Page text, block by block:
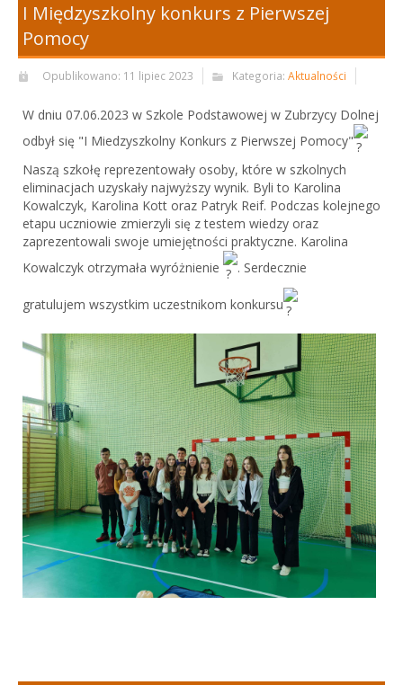
I Międzyszkolny konkurs z Pierwszej
Pomocy
Opublikowano: 11 lipiec 2023 Kategoria: Aktualności
W dniu 07.06.2023 w Szkole Podstawowej w Zubrzycy Dolnej
odbył się "I Miedzyszkolny Konkurs z Pierwszej Pomocy"
Naszą szkołę reprezentowały osoby, które w szkolnych
eliminacjach uzyskały najwyższy wynik. Byli to Karolina
Kowalczyk, Karolina Kott oraz Patryk Reif. Podczas kolejnego
etapu uczniowie zmierzyli się z testem wiedzy oraz
zaprezentowali swoje umiejętności praktyczne. Karolina
Kowalczyk otrzymała wyróżnienie
. Serdecznie
gratulujem wszystkim uczestnikom konkursu